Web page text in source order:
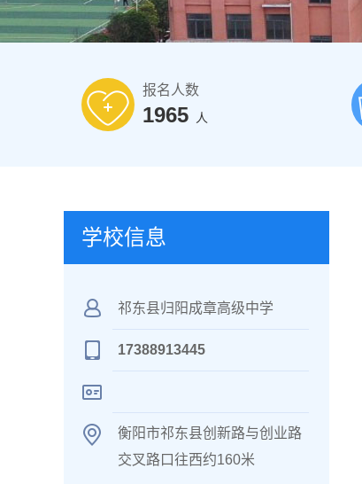
报名人数
1965 人
学校信息
祁东县归阳成章高级中学
17388913445
衡阳市祁东县创新路与创业路
交叉路口往西约160米